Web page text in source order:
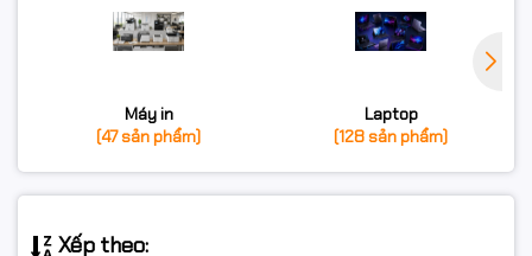
Máy in
(47 sản phẩm)
Laptop
(128 sản phẩm)
Xếp theo: